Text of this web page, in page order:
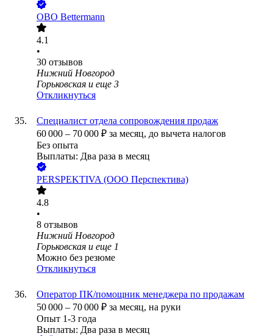
OBO Bettermann
4.1
•
30 отзывов
Нижний Новгород
Горьковская и еще 3
Откликнуться
Специалист отдела сопровождения продаж
60 000 – 70 000 ₽ за месяц, до вычета налогов
Без опыта
Выплаты: Два раза в месяц
PERSPEKTIVA (ООО Перспектива)
4.8
•
8 отзывов
Нижний Новгород
Горьковская и еще 1
Можно без резюме
Откликнуться
Оператор ПК/помощник менеджера по продажам
50 000 – 70 000 ₽ за месяц, на руки
Опыт 1-3 года
Выплаты: Два раза в месяц